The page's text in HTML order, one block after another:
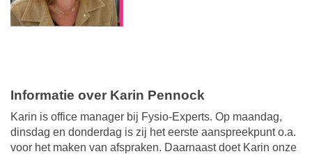
Informatie over Karin Pennock
Karin is office manager bij Fysio-Experts. Op maandag,
dinsdag en donderdag is zij het eerste aanspreekpunt o.a.
voor het maken van afspraken. Daarnaast doet Karin onze